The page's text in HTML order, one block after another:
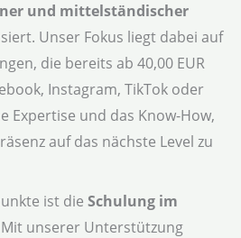
und mittelständischer
Unser Fokus liegt dabei auf
die bereits ab 40,00 EUR
Instagram, TikTok oder
Expertise und das Know-How,
auf das nächste Level zu
ist die Schulung im
unserer Unterstützung